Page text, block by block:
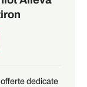
dedicate